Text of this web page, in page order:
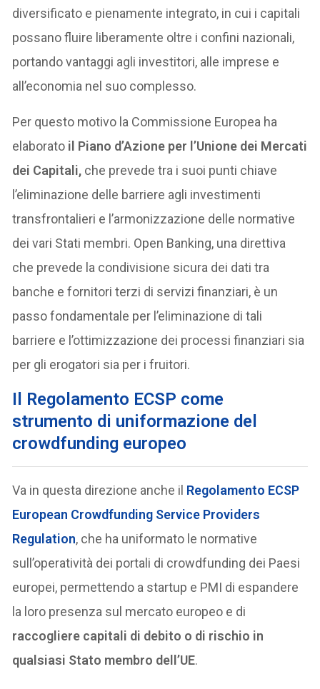
diversificato e pienamente integrato, in cui i capitali
possano fluire liberamente oltre i confini nazionali,
portando vantaggi agli investitori, alle imprese e
all’economia nel suo complesso.
Per questo motivo la Commissione Europea ha
elaborato il Piano d’Azione per l’Unione dei Mercati
dei Capitali, che prevede tra i suoi punti chiave
l’eliminazione delle barriere agli investimenti
transfrontalieri e l’armonizzazione delle normative
dei vari Stati membri. Open Banking, una direttiva
che prevede la condivisione sicura dei dati tra
banche e fornitori terzi di servizi finanziari, è un
passo fondamentale per l’eliminazione di tali
barriere e l’ottimizzazione dei processi finanziari sia
per gli erogatori sia per i fruitori.
Il Regolamento ECSP come
strumento di uniformazione del
crowdfunding europeo
Va in questa direzione anche il Regolamento ECSP
European Crowdfunding Service Providers
Regulation, che ha uniformato le normative
sull’operatività dei portali di crowdfunding dei Paesi
europei, permettendo a startup e PMI di espandere
la loro presenza sul mercato europeo e di
raccogliere capitali di debito o di rischio in
qualsiasi Stato membro dell’UE.